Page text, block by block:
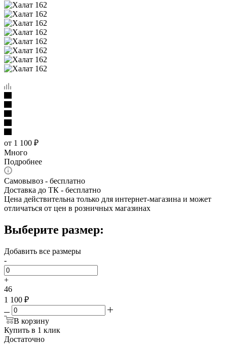
от 1 100 ₽
Много
Подробнее
Самовывоз - бесплатно
Доставка до ТК - бесплатно
Цена действительна только для интернет-магазина и может
отличаться от цен в розничных магазинах
Выберите размер:
Добавить все размеры
-
+
46
1 100 ₽
В корзину
Купить в 1 клик
Достаточно